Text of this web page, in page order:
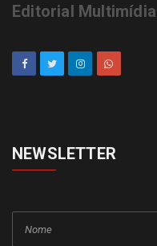
Editorial Multimídia
NEWSLETTER